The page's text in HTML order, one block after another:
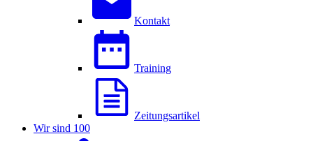
Kontakt
Training
Zeitungsartikel
Wir sind 100